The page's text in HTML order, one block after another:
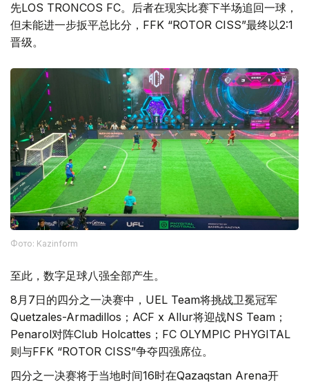
先LOS TRONCOS FC。后者在现实比赛下半场追回一球，
但未能进一步扳平总比分，FFK “ROTOR CISS”最终以2:1
晋级。
Фото: Kazinform
至此，数字足球八强全部产生。
8月7日的四分之一决赛中，UEL Team将挑战卫冕冠军
Quetzales-Armadillos；ACF x Allur将迎战NS Team；
Penarol对阵Club Holcattes；FC OLYMPIC PHYGITAL
则与FFK “ROTOR CISS”争夺四强席位。
四分之一决赛将于当地时间16时在Qazaqstan Arena开